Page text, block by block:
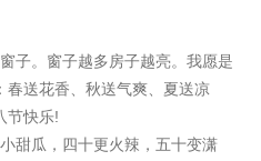
子。窗子越多房子越亮。我愿是
春送花香、秋送气爽、夏送凉
节快乐!
甜瓜，四十更火辣，五十变潇